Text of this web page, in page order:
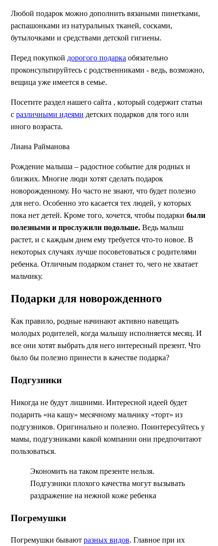
Любой подарок можно дополнить вязаными пинетками,
распашонками из натуральных тканей, сосками,
бутылочками и средствами детской гигиены.
Перед покупкой дорогого подарка обязательно
проконсультируйтесь с родственниками - ведь, возможно,
вещица уже имеется в семье.
Посетите раздел нашего сайта , который содержит статьи
с различными идеями детских подарков для того или
иного возраста.
Лиана Райманова
Рождение малыша – радостное событие для родных и
близких. Многие люди хотят сделать подарок
новорожденному. Но часто не знают, что будет полезно
для него. Особенно это касается тех людей, у которых
пока нет детей. Кроме того, хочется, чтобы подарки были
полезными и прослужили подольше. Ведь малыш
растет, и с каждым днем ему требуется что-то новое. В
некоторых случаях лучше посоветоваться с родителями
ребенка. Отличным подарком станет то, чего не хватает
мальчику.
Подарки для новорожденного
Как правило, родные начинают активно навещать
молодых родителей, когда малышу исполняется месяц. И
все они хотят выбрать для него интересный презент. Что
было бы полезно принести в качестве подарка?
Подгузники
Никогда не будут лишними. Интересной идеей будет
подарить «на кашу» месячному мальчику «торт» из
подгузников. Оригинально и полезно. Поинтересуйтесь у
мамы, подгузниками какой компании они предпочитают
пользоваться.
Экономить на таком презенте нельзя.
Подгузники плохого качества могут вызывать
раздражение на нежной коже ребенка
Погремушки
Погремушки бывают разных видов. Главное при их